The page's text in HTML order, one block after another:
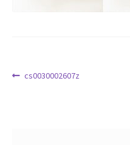
投 前
cs0030002607z